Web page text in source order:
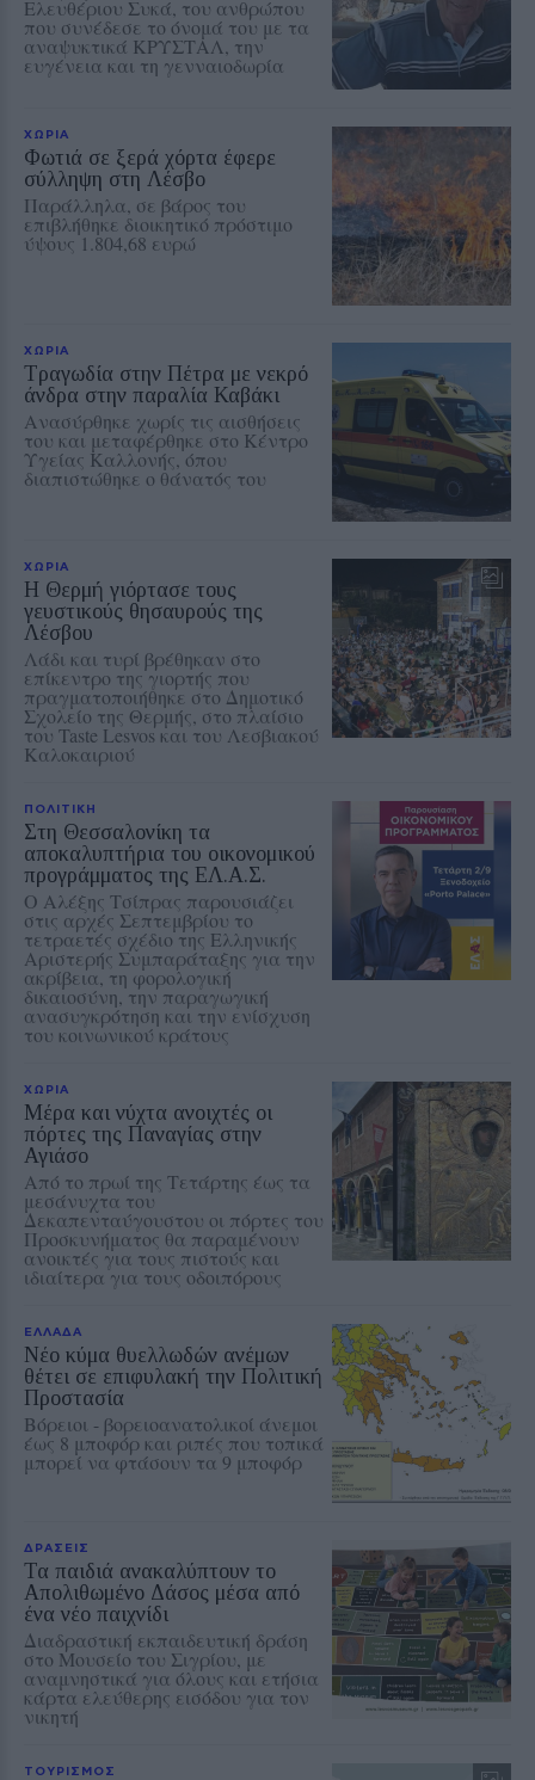
Ελευθέριου Συκά, του ανθρώπου
που συνέδεσε το όνομά του με τα
αναψυκτικά ΚΡΥΣΤΑΛ, την
ευγένεια και τη γενναιοδωρία
ΧΩΡΙΑ
Φωτιά σε ξερά χόρτα έφερε
σύλληψη στη Λέσβο
Παράλληλα, σε βάρος του
επιβλήθηκε διοικητικό πρόστιμο
ύψους 1.804,68 ευρώ
ΧΩΡΙΑ
Τραγωδία στην Πέτρα με νεκρό
άνδρα στην παραλία Καβάκι
Ανασύρθηκε χωρίς τις αισθήσεις
του και μεταφέρθηκε στο Κέντρο
Υγείας Καλλονής, όπου
διαπιστώθηκε ο θάνατός του
ΧΩΡΙΑ
Η Θερμή γιόρτασε τους
γευστικούς θησαυρούς της
Λέσβου
Λάδι και τυρί βρέθηκαν στο
επίκεντρο της γιορτής που
πραγματοποιήθηκε στο Δημοτικό
Σχολείο της Θερμής, στο πλαίσιο
του Taste Lesvos και του Λεσβιακού
Καλοκαιριού
ΠΟΛΙΤΙΚΗ
Στη Θεσσαλονίκη τα
αποκαλυπτήρια του οικονομικού
προγράμματος της ΕΛ.Α.Σ.
Ο Αλέξης Τσίπρας παρουσιάζει
στις αρχές Σεπτεμβρίου το
τετραετές σχέδιο της Ελληνικής
Αριστερής Συμπαράταξης για την
ακρίβεια, τη φορολογική
δικαιοσύνη, την παραγωγική
ανασυγκρότηση και την ενίσχυση
του κοινωνικού κράτους
ΧΩΡΙΑ
Μέρα και νύχτα ανοιχτές οι
πόρτες της Παναγίας στην
Αγιάσο
Από το πρωί της Τετάρτης έως τα
μεσάνυχτα του
Δεκαπενταύγουστου οι πόρτες του
Προσκυνήματος θα παραμένουν
ανοικτές για τους πιστούς και
ιδιαίτερα για τους οδοιπόρους
ΕΛΛΑΔΑ
Νέο κύμα θυελλωδών ανέμων
θέτει σε επιφυλακή την Πολιτική
Προστασία
Βόρειοι - βορειοανατολικοί άνεμοι
έως 8 μποφόρ και ριπές που τοπικά
μπορεί να φτάσουν τα 9 μποφόρ
ΔΡΑΣΕΙΣ
Τα παιδιά ανακαλύπτουν το
Απολιθωμένο Δάσος μέσα από
ένα νέο παιχνίδι
Διαδραστική εκπαιδευτική δράση
στο Μουσείο του Σιγρίου, με
αναμνηστικά για όλους και ετήσια
κάρτα ελεύθερης εισόδου για τον
νικητή
ΤΟΥΡΙΣΜΟΣ